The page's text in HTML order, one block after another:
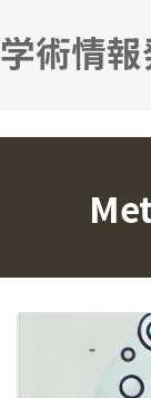
ン
テ
へ
ビ
ゲ
ョ
学術情